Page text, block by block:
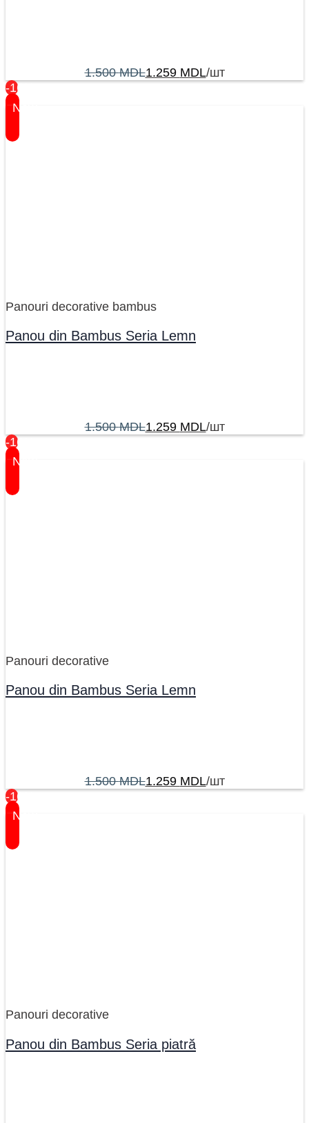
1.500MDL1.259 MDL/шт
-16%
New
Panouri decorative bambus
Panou din Bambus Seria Lemn
1.500MDL1.259 MDL/шт
-16%
New
Panouri decorative
Panou din Bambus Seria Lemn
1.500MDL1.259 MDL/шт
-16%
New
Panouri decorative
Panou din Bambus Seria piatră